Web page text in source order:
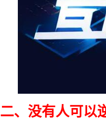
二、没有人可以